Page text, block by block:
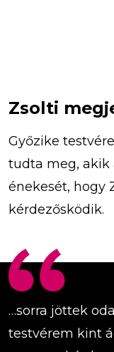
Zsolti
Győzike
tudta meg, akik
énekesét, hogy
kérdezősködik.
…sorra jöttek
testvérem kint